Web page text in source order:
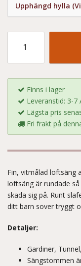
Upphängd hylla
Finns i lager
Leveranstid: 3-7
Lägsta pris
Fri frakt på
Fin, vitmålad loftsäng
loftsäng är rundade
skada sig på. Runt
ditt barn sover tryggt
Detaljer:
Gardiner,
Sängstommen